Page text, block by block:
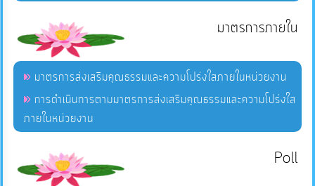
มาตรการภายใน
มาตรการส่งเสริมคุณธรรมและความโปร่งใสภายในหน่วยงาน
การดำเนินการตามมาตรการส่งเสริมคุณธรรมและความโปร่งใส
ภายในหน่วยงาน
Poll